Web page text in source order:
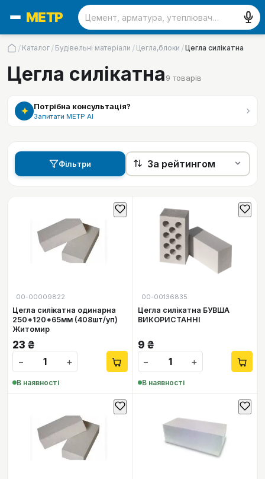
/ Каталог / Будівельні матеріали / Цегла,блоки /Цегла силікатна
Цегла силікатна9 товарів
✦ Потрібна консультація?
Запитати МЕТР АІ ›
Фільтри
00-00009822
Цегла силікатна одинарна
250*120*65мм (408шт/уп)
Житомир
23 ₴
−
+
В наявності
00-00136835
Цегла силікатна БУВША
ВИКОРИСТАННІ
9 ₴
−
+
В наявності